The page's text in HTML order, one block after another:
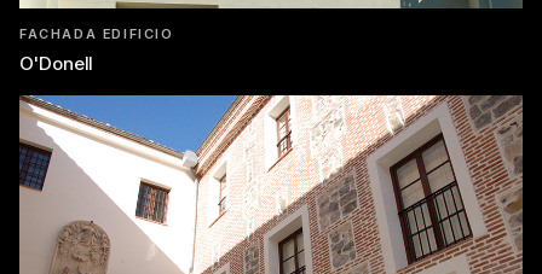
FACHADA EDIFICIO
O'Donell